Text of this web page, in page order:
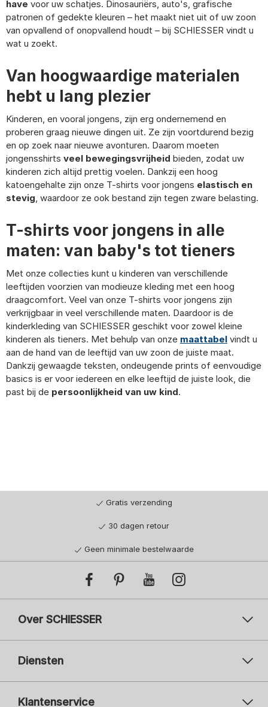
have voor uw schatjes. Dinosauriërs, auto's, grafische
patronen of gedekte kleuren – het maakt niet uit of uw zoon
van opvallend of onopvallend houdt – bij SCHIESSER vindt u
wat u zoekt.
Van hoogwaardige materialen
hebt u lang plezier
Kinderen, en vooral jongens, zijn erg ondernemend en
proberen graag nieuwe dingen uit. Ze zijn voortdurend bezig
en op zoek naar nieuwe avonturen. Daarom moeten
jongensshirts veel bewegingsvrijheid bieden, zodat uw
kinderen zich altijd prettig voelen. Dankzij een hoog
katoengehalte zijn onze T-shirts voor jongens elastisch en
stevig, waardoor ze ook bestand zijn tegen zware belasting.
T-shirts voor jongens in alle
maten: van baby's tot tieners
Met onze collecties kunt u kinderen van verschillende
leeftijden voorzien van modieuze kleding met een hoog
draagcomfort. Veel van onze T-shirts voor jongens zijn
verkrijgbaar in veel verschillende maten. Daardoor is de
kinderkleding van SCHIESSER geschikt voor zowel kleine
kinderen als tieners. Met behulp van onze maattabel vindt u
aan de hand van de leeftijd van uw zoon de juiste maat.
Dankzij gewaagde teksten, ondeugende prints of eenvoudige
basics is er voor iedereen en elke leeftijd de juiste look, die
past bij de persoonlijkheid van uw kind.
Gratis verzending
30 dagen retour
Geen minimale bestelwaarde
Over SCHIESSER
Diensten
Klantenservice